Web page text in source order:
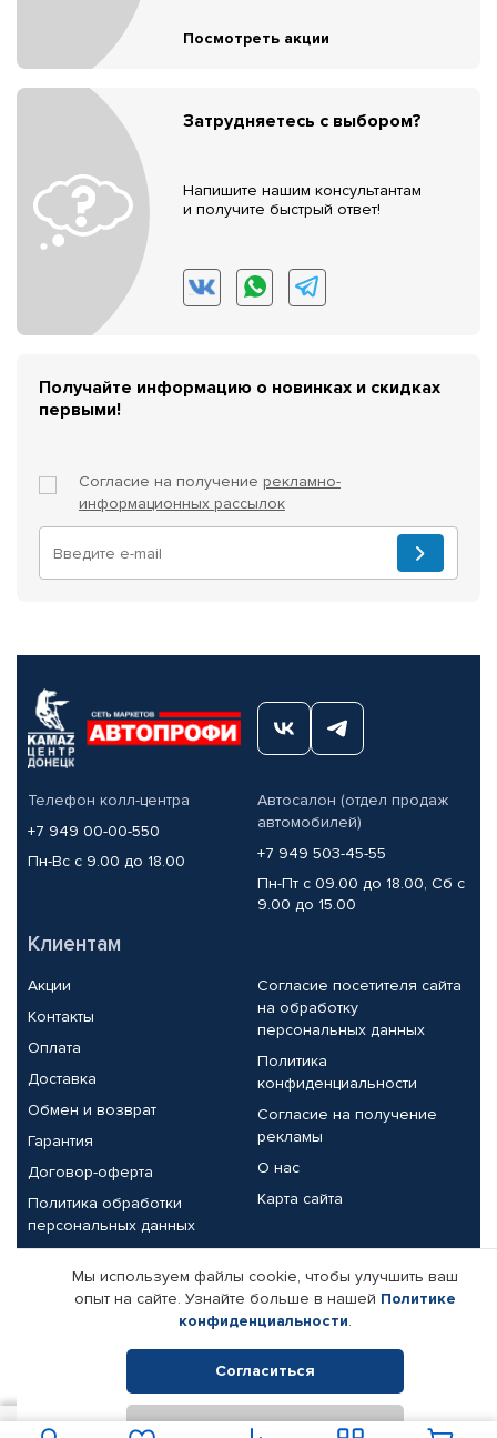
Посмотреть акции
Затрудняетесь с выбором?
Напишите нашим консультантам
и получите быстрый ответ!
Получайте информацию о новинках и скидках
первыми!
Согласие на получение рекламно-
информационных рассылок
Телефон колл-центра
+7 949 00-00-550
Пн-Вс с 9.00 до 18.00
Автосалон (отдел продаж
автомобилей)
+7 949 503-45-55
Пн-Пт с 09.00 до 18.00, Сб с
9.00 до 15.00
Клиентам
Акции
Контакты
Оплата
Доставка
Обмен и возврат
Гарантия
Договор-оферта
Политика обработки
персональных данных
Согласие посетителя сайта
на обработку
персональных данных
Политика
конфиденциальности
Согласие на получение
рекламы
О нас
Карта сайта
Партнерам
Корпоративным клиентам
Поставщикам
Реквизиты компании
© КАМАЗ ЦЕНТР ДОНЕЦК, 2015-2026. Все права защищены.
Мы используем файлы cookie, чтобы улучшить ваш
опыт на сайте. Узнайте больше в нашей Политике
конфиденциальности.
Согласиться
Отклонить